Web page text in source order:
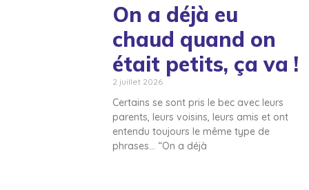
On a déjà eu
chaud quand on
était petits, ça va !
2 juillet 2026
Certains se sont pris le bec avec leurs
parents, leurs voisins, leurs amis et ont
entendu toujours le même type de
phrases… “On a déjà